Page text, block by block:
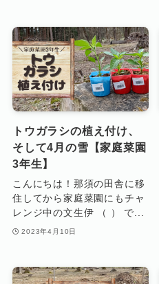
トウガラシの植え付け、
そして4月の雪【家庭菜園
3年生】
こんにちは！那須の田舎に移
住してから家庭菜園にもチャ
レンジ中の文生伊 （ ） で...
2023年4月10日